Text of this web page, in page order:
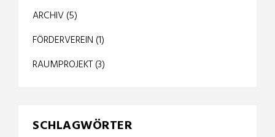
ARCHIV(5)
FÖRDERVEREIN (1)
RAUMPROJEKT(3)
SCHLAGWÖRTER